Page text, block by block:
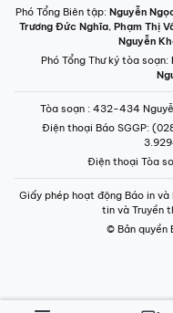
Phó Tổng Biên tập: Nguyễn
Trương Đức Nghĩa, Phạm Thị
Nguyễn
Phó Tổng Thư ký tòa soạn:
Tòa soạn : 432-434
Điện thoại Báo SGGP:
Điện thoại Tòa
Giấy phép hoạt động Báo in
tin và Truyền
© Bản quyền